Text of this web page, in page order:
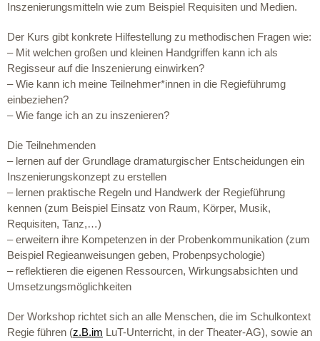
Inszenierungsmitteln wie zum Beispiel Requisiten und Medien.
Der Kurs gibt konkrete Hilfestellung zu methodischen Fragen wie:
– Mit welchen großen und kleinen Handgriffen kann ich als
Regisseur auf die Inszenierung einwirken?
– Wie kann ich meine Teilnehmer*innen in die Regieführumg
einbeziehen?
– Wie fange ich an zu inszenieren?
Die Teilnehmenden
– lernen auf der Grundlage dramaturgischer Entscheidungen ein
Inszenierungskonzept zu erstellen
– lernen praktische Regeln und Handwerk der Regieführung
kennen (zum Beispiel Einsatz von Raum, Körper, Musik,
Requisiten, Tanz,…)
– erweitern ihre Kompetenzen in der Probenkommunikation (zum
Beispiel Regieanweisungen geben, Probenpsychologie)
– reflektieren die eigenen Ressourcen, Wirkungsabsichten und
Umsetzungsmöglichkeiten
Der Workshop richtet sich an alle Menschen, die im Schulkontext
Regie führen (z.B.im LuT-Unterricht, in der Theater-AG), sowie an